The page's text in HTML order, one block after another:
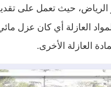
حيث تعمل على
العازلة أي كان عزل
العازلة الأخرى.